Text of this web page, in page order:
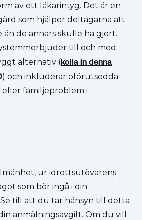
av ett läkarintyg. Det är en
som hjälper deltagarna att
än de annars skulle ha gjort.
till och med
alternativ (kolla in denna
) och inkluderar oförutsedda
familjeproblem i
ur idrottsutövarens
som bör ingå i din
till att du tar hänsyn till detta
anmälningsavgift. Om du vill